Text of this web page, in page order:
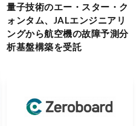
量子技術のエー・スター・ク
ォンタム、JALエンジニアリ
ングから航空機の故障予測分
析基盤構築を受託